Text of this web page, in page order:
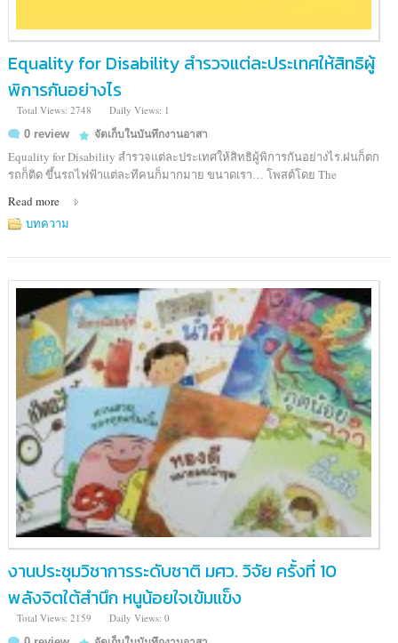
Equality for Disability สำรวจแต่ละประเทศให้สิทธิผู้
พิการกันอย่างไร
Total Views: 2748
Daily Views: 1
0 review
จัดเก็บในบันทึกงานอาสา
Equality for Disability สำรวจแต่ละประเทศให้สิทธิผู้พิการกันอย่างไร.ฝนก็ตก
รถก็ติด ขึ้นรถไฟฟ้าแต่ละทีคนก็มากมาย ขนาดเรา… โพสต์โดย The
Read more
บทความ
งานประชุมวิชาการระดับชาติ มศว. วิจัย ครั้งที่ 10
พลังจิตใต้สำนึก หนูน้อยใจเข้มแข็ง
Total Views: 2159
Daily Views: 0